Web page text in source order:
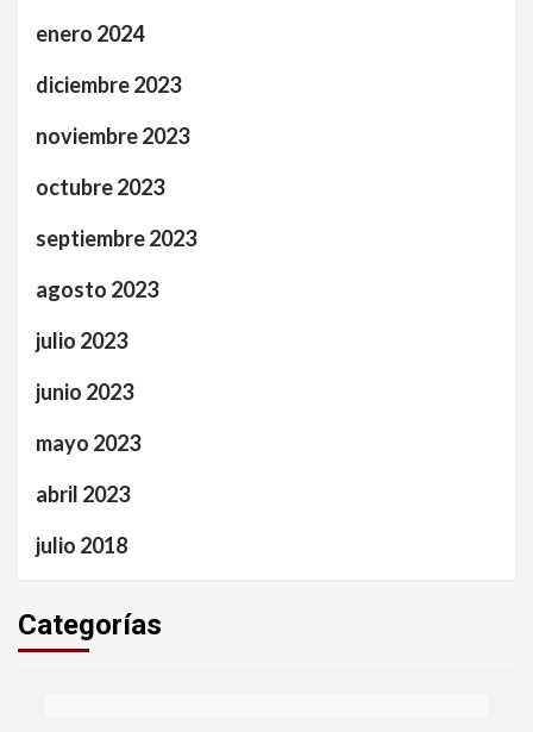
enero 2024
diciembre 2023
noviembre 2023
octubre 2023
septiembre 2023
agosto 2023
julio 2023
junio 2023
mayo 2023
abril 2023
julio 2018
Categorías